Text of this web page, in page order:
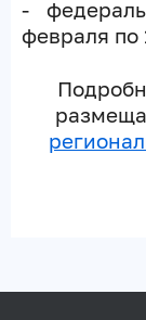
-
февраля по